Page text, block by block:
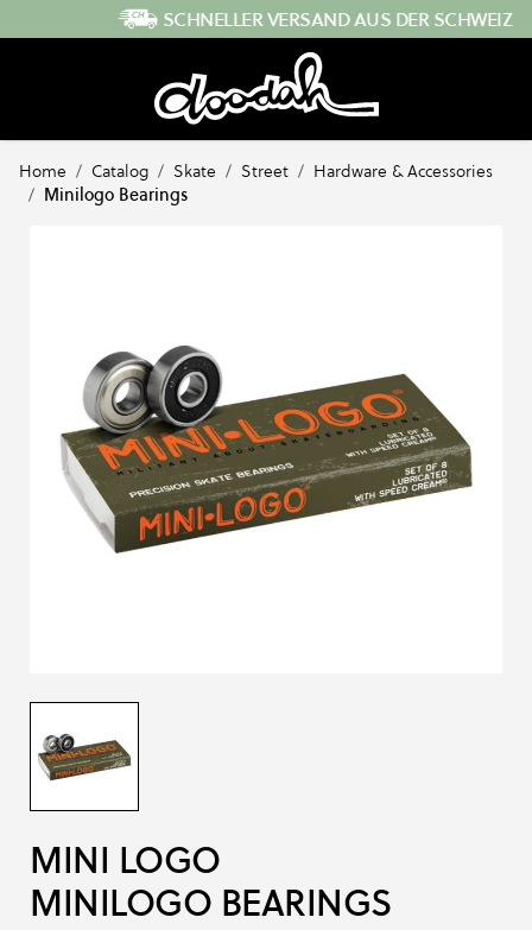
Direkt zum InhaltSCHNELLER VERSAND AUS DER SCHWEIZ
Home / Catalog / Skate / Street / Hardware & Accessories
/ Minilogo Bearings
MINI LOGO
MINILOGO BEARINGS